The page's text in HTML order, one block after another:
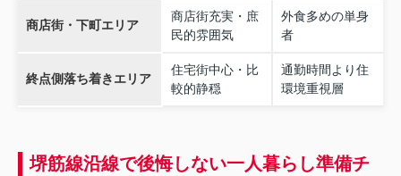
商店街・下町エリア
商店街充実・庶
民的雰囲気
外食多めの単身
者
終点側落ち着きエリア
住宅街中心・比
較的静穏
通勤時間より住
環境重視層
堺筋線沿線で後悔しない一人暮らし準備チ